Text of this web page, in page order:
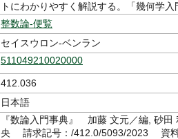
トにわかりやすく解説する。「幾何学
整数論-便覧
セイスウロン-ベンラン
511049210020000
412.036
日本語
『数論入門事典』 加藤 文元／編, 砂
央 請求記号：/412.0/5093/2023 資料